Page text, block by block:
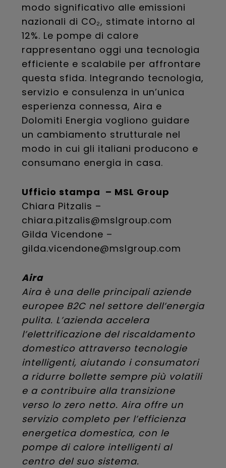
modo significativo alle emissioni
nazionali di CO₂, stimate intorno al
12%. Le pompe di calore
rappresentano oggi una tecnologia
efficiente e scalabile per affrontare
questa sfida. Integrando tecnologia,
servizio e consulenza in un’unica
esperienza connessa, Aira e
Dolomiti Energia vogliono guidare
un cambiamento strutturale nel
modo in cui gli italiani producono e
consumano energia in casa.
Ufficio stampa – MSL Group
Chiara Pitzalis –
chiara.pitzalis@mslgroup.com
Gilda Vicendone –
gilda.vicendone@mslgroup.com
Aira
Aira è una delle principali aziende
europee B2C nel settore dell’energia
pulita. L’azienda accelera
l’elettrificazione del riscaldamento
domestico attraverso tecnologie
intelligenti, aiutando i consumatori
a ridurre bollette sempre più volatili
e a contribuire alla transizione
verso lo zero netto. Aira offre un
servizio completo per l’efficienza
energetica domestica, con le
pompe di calore intelligenti al
centro del suo sistema.